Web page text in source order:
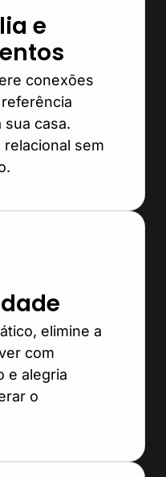
e
conexões
sua casa.
sem
elimine a
com
e alegria
o